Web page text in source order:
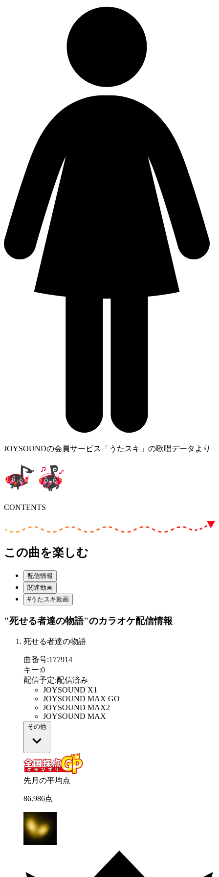
JOYSOUNDの会員サービス「うたスキ」の歌唱データより
CONTENTS
この曲を楽しむ
配信情報
関連動画
#うたスキ動画
"死せる者達の物語"のカラオケ配信情報
死せる者達の物語
曲番号:177914
キー:0
配信予定:配信済み
JOYSOUND X1
JOYSOUND MAX GO
JOYSOUND MAX2
JOYSOUND MAX
その他
先月の平均点
86.986点